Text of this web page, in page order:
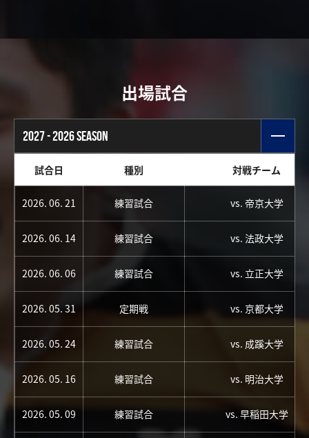
出場試合
2027 - 2026 SEASON
試合日 種別 対戦チーム
2026. 06. 21 練習試合 vs. 帝京大学
2026. 06. 14 練習試合 vs. 法政大学
2026. 06. 06 練習試合 vs. 立正大学
2026. 05. 31 定期戦 vs. 京都大学
2026. 05. 24 練習試合 vs. 成蹊大学
2026. 05. 16 練習試合 vs. 明治大学
2026. 05. 09 練習試合 vs. 早稲田大学